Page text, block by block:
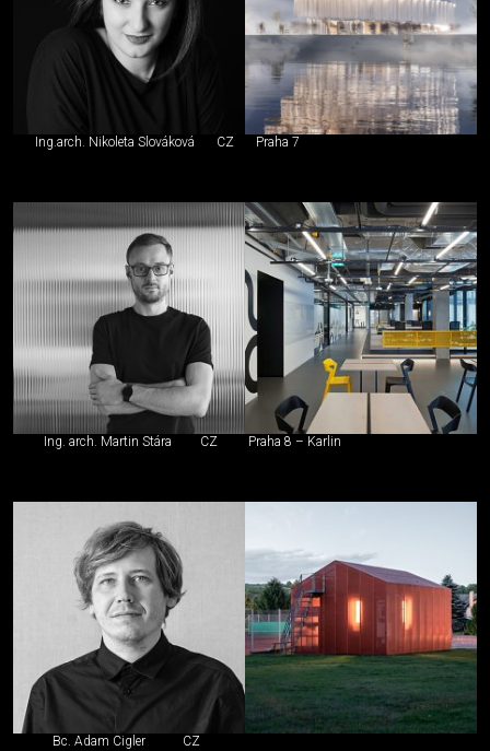
Ing.arch. Nikoleta Slováková CZ Praha 7
Ing. arch. Martin Stára CZ Praha 8 – Karlin
Bc. Adam Cigler CZ